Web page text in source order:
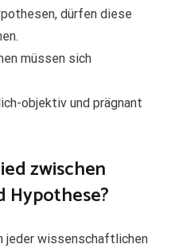
dürfen diese
müssen sich
objektiv und prägnant
zwischen
Hypothese?
jeder wissenschaftlichen